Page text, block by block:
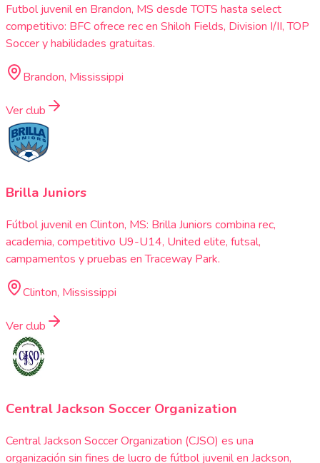
Futbol juvenil en Brandon, MS desde TOTS hasta select
competitivo: BFC ofrece rec en Shiloh Fields, Division I/II, TOP
Soccer y habilidades gratuitas.
Brandon, Mississippi
Ver club
Brilla Juniors
Fútbol juvenil en Clinton, MS: Brilla Juniors combina rec,
academia, competitivo U9-U14, United elite, futsal,
campamentos y pruebas en Traceway Park.
Clinton, Mississippi
Ver club
Central Jackson Soccer Organization
Central Jackson Soccer Organization (CJSO) es una
organización sin fines de lucro de fútbol juvenil en Jackson,